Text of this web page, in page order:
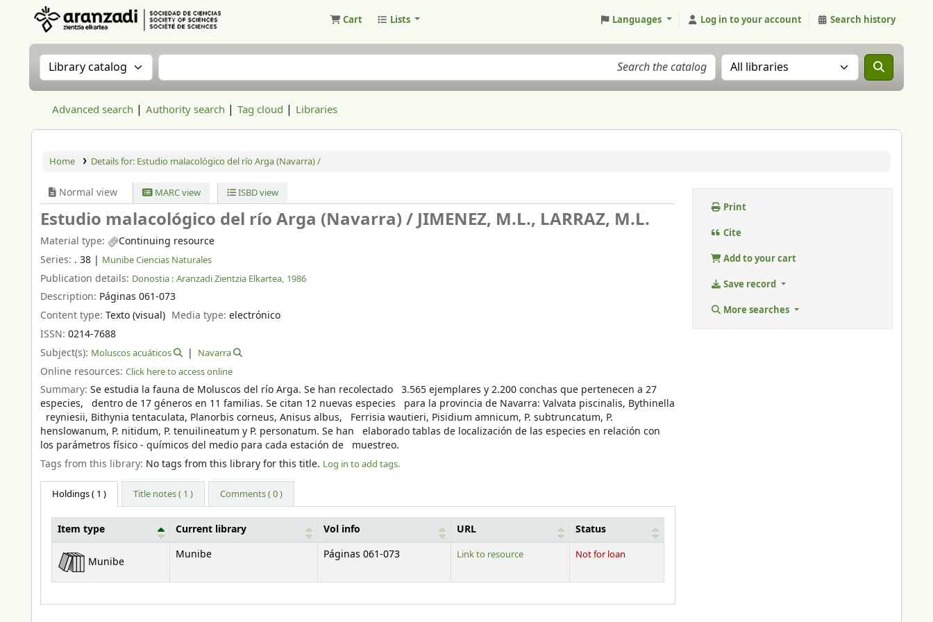
Cart Lists Languages Log in to your account Search history
Search the catalog by:Search the catalog Search the catalog in:
Advanced search Authority search Tag cloud Libraries
Home Details for: Estudio malacológico del río Arga (Navarra) /
Normal view MARC view ISBD view
Estudio malacológico del río Arga (Navarra) /JIMENEZ, M.L., LARRAZ, M.L.
Material type:
Continuing resource
Series: . 38 | Munibe Ciencias Naturales
Publication details: Donostia : Aranzadi Zientzia Elkartea, 1986
Description: Páginas 061-073
Content type: Texto (visual) Media type:electrónico
ISSN: 0214-7688
Subject(s): Moluscos acuáticos Navarra
Online resources: Click here to access online
Summary: Se estudia la fauna de Moluscos del río Arga. Se han recolectado 3.565 ejemplares y 2.200 conchas que pertenecen a 27
especies, dentro de 17 géneros en 11 familias. Se citan 12 nuevas especies para la provincia de Navarra: Valvata piscinalis, Bythinella
reyniesii, Bithynia tentaculata, Planorbis corneus, Anisus albus, Ferrisia wautieri, Pisidium amnicum, P. subtruncatum, P.
henslowanum, P. nitidum, P. tenuilineatum y P. personatum. Se han elaborado tablas de localización de las especies en relación con
los parámetros físico - químicos del medio para cada estación de muestreo.
Tags from this library: No tags from this library for this title. Log in to add tags.
Holdings( 1 ) Title notes ( 1 ) Comments ( 0 )
Holdings
Item type Current library Vol info URL Status
Munibe
Munibe Páginas 061-073 Link to resource Not for loan
Print
Cite
Add to your cart
Save record
More searches